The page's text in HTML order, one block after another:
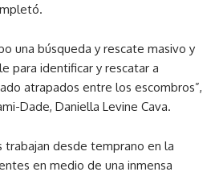
una búsqueda y rescate masivo y
para identificar y rescatar a
atrapados entre los escombros”,
Dade, Daniella Levine Cava.
trabajan desde temprano en la
en medio de una inmensa